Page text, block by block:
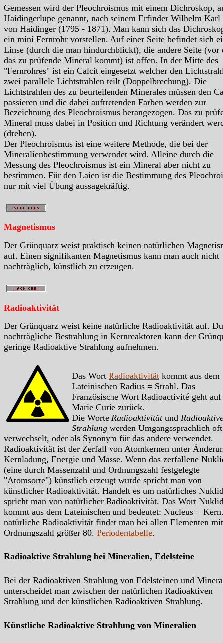
Gemessen wird der Pleochroismus mit einem Dichroskop,
Haidingerlupe genannt, nach seinem Erfinder Wilhelm Karl
von Haidinger (1795 - 1871). Man kann sich das
ein mini Fernrohr vorstellen. Auf einer Seite befindet sich
Linse (durch die man hindurchblickt), die andere Seite (vor
das zu prüfende Mineral kommt) ist offen. In der Mitte des
"Fernrohres" ist ein Calcit eingesetzt welcher den
zwei parallele Lichtstrahlen teilt (Doppelbrechung). Die
Lichtstrahlen des zu beurteilenden Minerales müssen den
passieren und die dabei auftretenden Farben werden zur
Bezeichnung des Pleochroismus herangezogen. Das zu
Mineral muss dabei in Position und Richtung verändert
(drehen).
Der Pleochroismus ist eine weitere Methode, die bei der
Mineralienbestimmung verwendet wird. Alleine durch die
Messung des Pleochroismus ist ein Mineral aber nicht zu
bestimmen. Für den Laien ist die Bestimmung des
nur mit viel Übung aussagekräftig.
Magnetismus
Der Grünquarz weist praktisch keinen natürlichen
auf. Einen signifikanten Magnetismus kann man auch nicht
nachträglich, künstlich zu erzeugen.
Radioaktivität
Der Grünquarz weist keine natürliche Radioaktivität auf.
nachträgliche Bestrahlung in Kernreaktoren kann der
geringe Radioaktive Strahlung aufnehmen.
Das Wort Radioaktivität kommt aus dem
Lateinischen Radius = Strahl. Das
Französische Wort Radioactivité geht auf
Marie Curie zurück.
Die Worte Radioaktivitätund Radioaktive
Strahlung werden Umgangssprachlich oft
verwechselt, oder als Synonym für das andere verwendet.
Radioaktivität ist der Zerfall von Atomkernen unter
Kernladung, Energie und Masse. Wenn das zerfallene
(eine durch Massenzahl und Ordnungszahl festgelegte
"Atomsorte") künstlich erzeugt wurde spricht man von
künstlicher Radioaktivität. Handelt es um natürliches Nuklid
spricht man von natürlicher Radioaktivität. Das Wort Nuklid
kommt aus dem Lateinischen und bedeutet: Nucleus =
natürliche Radioaktivität findet man bei allen Elementen
Ordnungszahl größer 80. Periodentabelle.
Radioaktive Strahlung bei Mineralien, Edelsteine
Bei der Radioaktiven Strahlung von Edelsteinen und
unterscheidet man zwischen der natürlichen Radioaktiven
Strahlung und der künstlichen Radioaktiven Strahlung.
Künstliche Radioaktive Strahlung von Mineralien